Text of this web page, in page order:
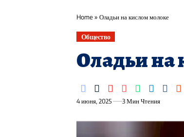
Home» Оладьи на кислом молоке
Общество
Оладьи на
4 июня, 2025 3 Мин Чтения